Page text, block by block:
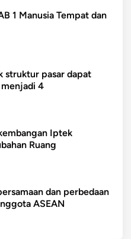
1 Manusia Tempat dan
struktur pasar dapat
4
Iptek
Ruang
dan perbedaan
ASEAN